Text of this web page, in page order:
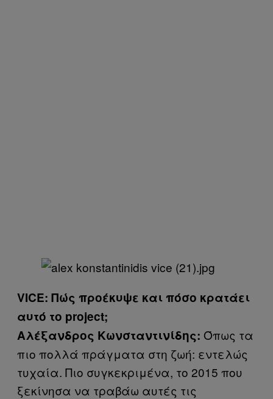
VICE: Πώς προέκυψε και πόσο κρατάει
αυτό το project;
Αλέξανδρος Κωνσταντινίδης: Όπως τα
πιο πολλά πράγματα στη ζωή: εντελώς
τυχαία. Πιο συγκεκριμένα, το 2015 που
ξεκίνησα να τραβάω αυτές τις